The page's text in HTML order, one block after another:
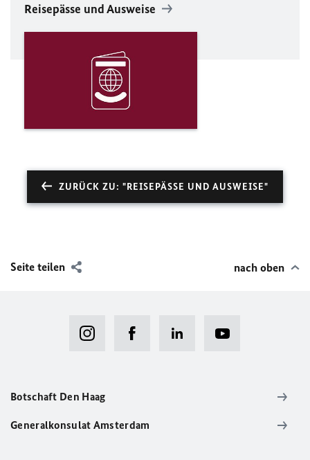
Reisepässe und Ausweise
ZURÜCK ZU: "REISEPÄSSE UND AUSWEISE"
Seite teilen nach oben
Botschaft Den Haag
Generalkonsulat Amsterdam